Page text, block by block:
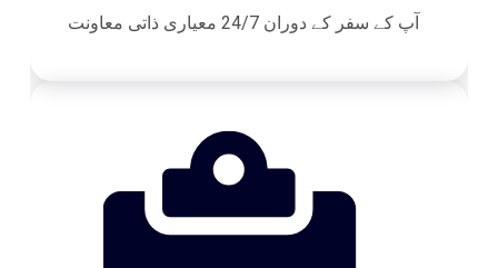
آپ کے سفر کے دوران 24/7 معیاری ذاتی معاونت